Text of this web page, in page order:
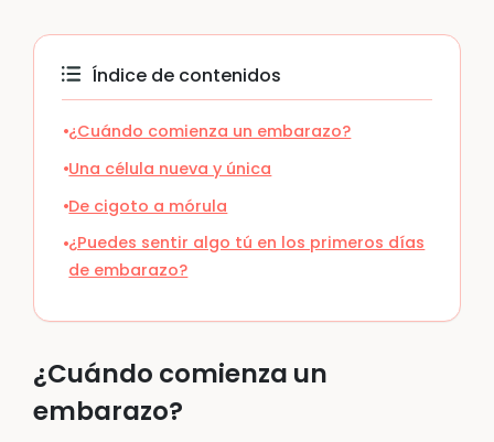
Índice de contenidos
¿Cuándo comienza un embarazo?
Una célula nueva y única
De cigoto a mórula
¿Puedes sentir algo tú en los primeros días
de embarazo?
¿Cuándo comienza un
embarazo?